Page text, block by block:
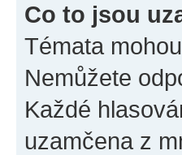
Co to jsou
Témata
Nemůžete
Každé
uzamčena z